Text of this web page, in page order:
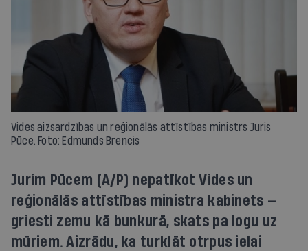
Vides aizsardzības un reģionālās attīstības ministrs Juris
Pūce. Foto: Edmunds Brencis
Jurim Pūcem (A/P) nepatīkot Vides un
reģionālās attīstības ministra kabinets —
griesti zemu kā bunkurā, skats pa logu uz
mūriem. Aizrādu, ka turklāt otrpus ielai